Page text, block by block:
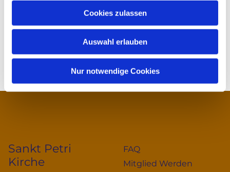
Cookies zulassen
Auswahl erlauben
Nur notwendige Cookies
Sankt Petri
Kirche
FAQ
Mitglied Werden